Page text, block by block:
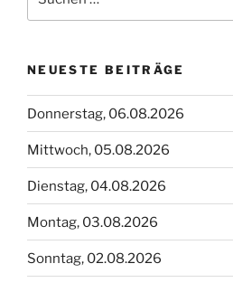
nach:
NEUESTE BEITRÄGE
Donnerstag, 06.08.2026
Mittwoch, 05.08.2026
Dienstag, 04.08.2026
Montag, 03.08.2026
Sonntag, 02.08.2026